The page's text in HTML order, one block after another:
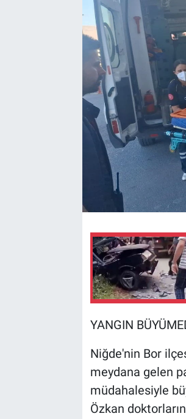
YANGIN
Niğde'nin Bor
meydana gelen
müdahalesiyle
Özkan
Kültür Sanat
Bilim ve Teknoloji